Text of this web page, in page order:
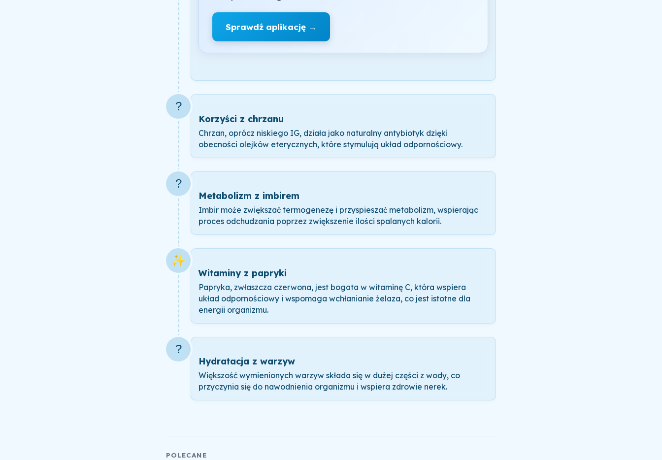
Sprawdź aplikację →
?
Korzyści z chrzanu
Chrzan, oprócz niskiego IG, działa jako naturalny antybiotyk dzięki
obecności olejków eterycznych, które stymulują układ odpornościowy.
?
Metabolizm z imbirem
Imbir może zwiększać termogenezę i przyspieszać metabolizm, wspierając
proces odchudzania poprzez zwiększenie ilości spalanych kalorii.
✨
Witaminy z papryki
Papryka, zwłaszcza czerwona, jest bogata w witaminę C, która wspiera
układ odpornościowy i wspomaga wchłanianie żelaza, co jest istotne dla
energii organizmu.
?
Hydratacja z warzyw
Większość wymienionych warzyw składa się w dużej części z wody, co
przyczynia się do nawodnienia organizmu i wspiera zdrowie nerek.
POLECANE